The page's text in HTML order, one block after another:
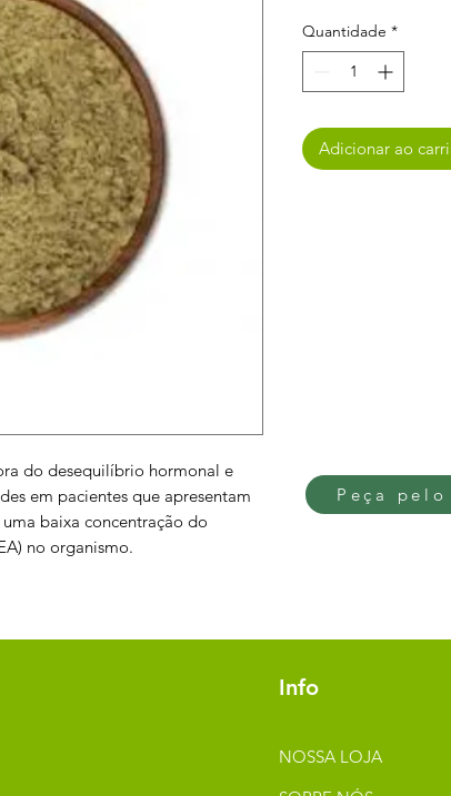
do desequilíbrio hormonal e
em pacientes que apresentam
baixa concentração do
no organismo.
Quantidade *
Adicionar ao
Peça pelo
Info
NOSSA LOJA